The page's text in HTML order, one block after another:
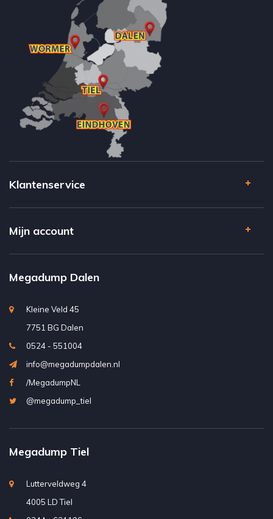
Klantenservice
Mijn account
Megadump Dalen
Kleine Veld 45
7751 BG Dalen
0524 - 551004
info@megadumpdalen.nl
/MegadumpNL
@megadump_tiel
Megadump Tiel
Lutterveldweg 4
4005 LD Tiel